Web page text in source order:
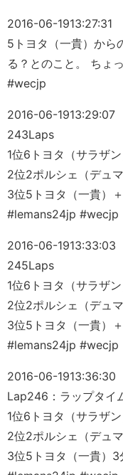
2016-06-1913:27:31
5トヨタ（一貴）から
る？とのこと。 ちょ
#wecjp
2016-06-1913:29:07
243Laps
1位6トヨタ（サラザン
2位2ポルシェ（デュ
3位5トヨタ（一貴）
#lemans24jp #wecjp
2016-06-1913:33:03
245Laps
1位6トヨタ（サラザン
2位2ポルシェ（デュ
3位5トヨタ（一貴）
#lemans24jp #wecjp
2016-06-1913:36:30
Lap246：ラップタイ
1位6トヨタ（サラザ
2位2ポルシェ（デュ
3位5トヨタ（一貴）